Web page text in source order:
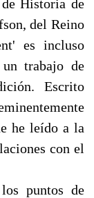
Historia de
del Reino
es incluso
trabajo de
Escrito
he leído a la
con el
puntos de